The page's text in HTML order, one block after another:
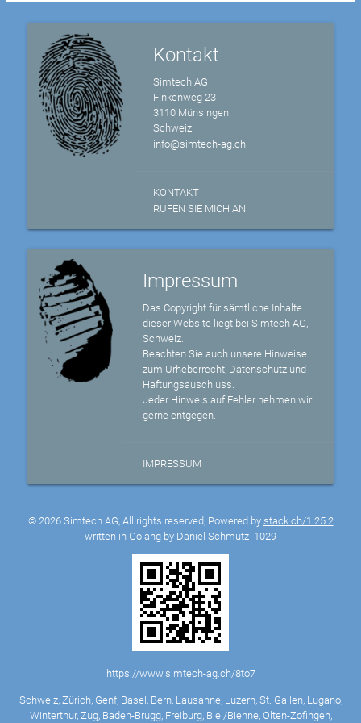
Kontakt
Simtech AG
Finkenweg 23
3110 Münsingen
Schweiz
info@simtech-ag.ch
KONTAKT
RUFEN SIE MICH AN
Impressum
Das Copyright für sämtliche Inhalte
dieser Website liegt bei Simtech AG,
Schweiz.
Beachten Sie auch unsere Hinweise
zum Urheberrecht, Datenschutz und
Haftungsauschluss.
Jeder Hinweis auf Fehler nehmen wir
gerne entgegen.
IMPRESSUM
© 2026 Simtech AG, All rights reserved, Powered by stack.ch/1.25.2
written in Golang by Daniel Schmutz 1029
https://www.simtech-ag.ch/8to7
Schweiz, Zürich, Genf, Basel, Bern, Lausanne, Luzern, St. Gallen, Lugano,
Winterthur, Zug, Baden-Brugg, Freiburg, Biel/Bienne, Olten-Zofingen,